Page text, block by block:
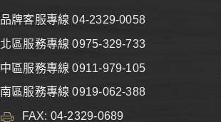
品牌客服專線 04-2329-0058
北區服務專線 0975-329-733
中區服務專線 0911-979-105
南區服務專線 0919-062-388
FAX: 04-2329-0689